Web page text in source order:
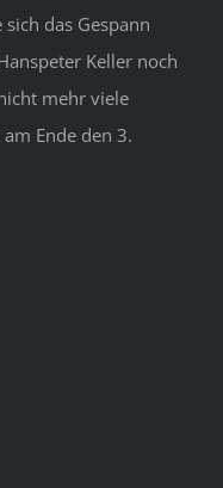
sich das Gespann
Keller noch
mehr viele
Ende den 3.